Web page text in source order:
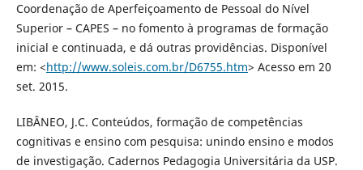
Coordenação de Aperfeiçoamento de Pessoal do Nível
Superior – CAPES – no fomento à programas de formação
inicial e continuada, e dá outras providências. Disponível
em: <http://www.soleis.com.br/D6755.htm> Acesso em 20
set. 2015.
LIBÂNEO, J.C. Conteúdos, formação de competências
cognitivas e ensino com pesquisa: unindo ensino e modos
de investigação. Cadernos Pedagogia Universitária da USP.